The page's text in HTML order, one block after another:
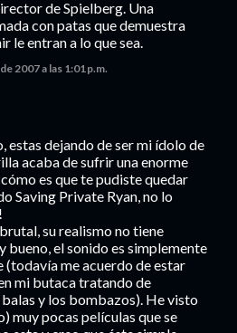
de Spielberg. Una
con patas que demuestra
le entran a lo que sea.
2007 a las 1:01 p.m.
estas dejando de ser mi ídolo de
acaba de sufrir una enorme
es que te pudiste quedar
Saving Private Ryan, no lo
su realismo no tiene
bueno, el sonido es simplemente
(todavía me acuerdo de estar
mi butaca tratando de
y los bombazos). He visto
muy pocas películas que se